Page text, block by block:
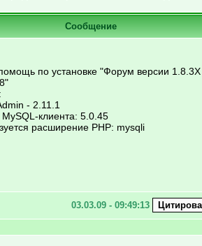
Сообщение
по установке "Форум версии 1.8.3Х
- 2.11.1
клиента: 5.0.45
расширение PHP: mysqli
03.03.09 - 09:49:13